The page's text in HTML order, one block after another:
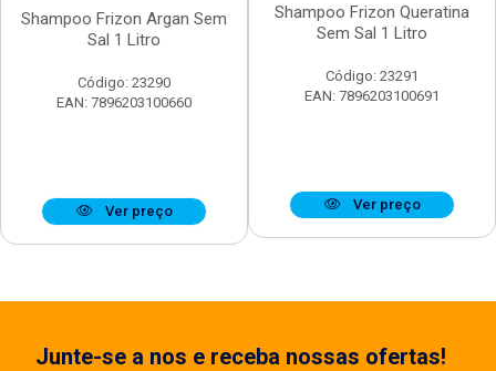
Shampoo Frizon Argan Sem
Sal 1 Litro
Código: 23290
EAN: 7896203100660
Ver preço
Shampoo Frizon Queratina
Sem Sal 1 Litro
Código: 23291
EAN: 7896203100691
Ver preço
Junte-se a nos e receba nossas ofertas!